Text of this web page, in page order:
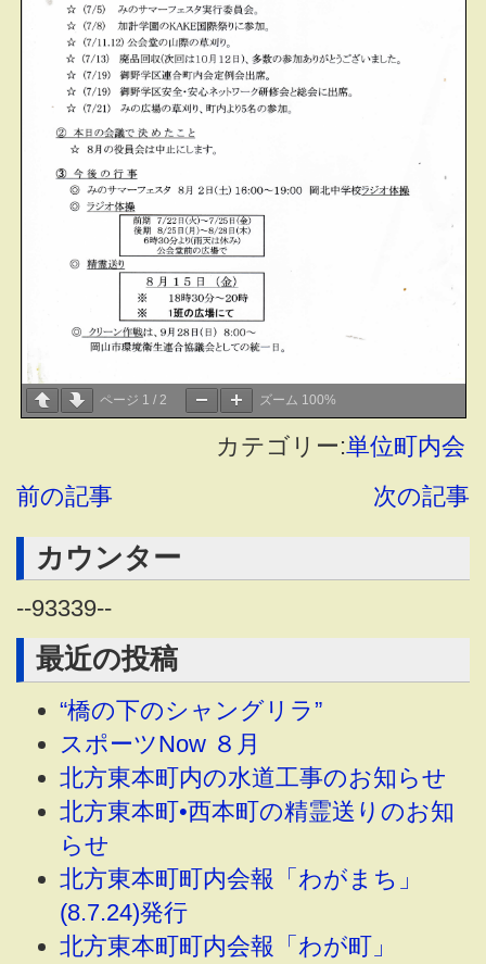
ページ 1 /2 ズーム 100%
カテゴリー:単位町内会
前の記事
次の記事
カウンター
--93339--
最近の投稿
“橋の下のシャングリラ”
スポーツNow ８月
北方東本町内の水道工事のお知らせ
北方東本町•西本町の精霊送りのお知
らせ
北方東本町町内会報「わがまち」
(8.7.24)発行
北方東本町町内会報「わが町」